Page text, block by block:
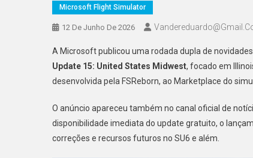
Microsoft Flight Simulator
12 De Junho De 2026
A Microsoft publicou uma rodada dupla de
Update 15: United States Midwest, focado em
desenvolvida pela FSReborn, ao Marketplace do
O anúncio apareceu também no canal oficial de
disponibilidade imediata do update gratuito, o
correções e recursos futuros no SU6 e além.